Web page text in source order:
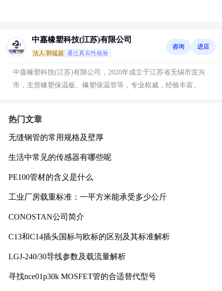
中嘉橡塑科技(江苏)有限公司
法人:郭猛超 通过真实性核验
咨询 进店
中嘉橡塑科技(江苏)有限公司，2020年成立于江苏省无锡市宜兴
市，主营橡塑保温板、橡塑保温管等，专业权威，经验丰富。
热门文章
无缝钢管的常用规格及壁厚
生活中常见的传感器有哪些呢
PE100管材的含义是什么
工业厂房载重标准：一平方米能承受多少公斤
CONOSTAN公司简介
C13和C14插头国标与欧标的区别及其标准解析
LGJ-240/30导线参数及载流量解析
寻找nce01p30k MOSFET管的合适替代型号